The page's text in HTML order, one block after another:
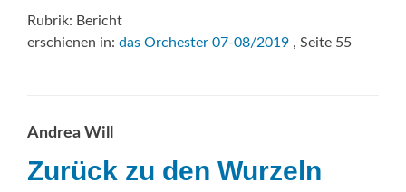
Rubrik: Bericht
erschienen in: das Orchester 07-08/2019 , Seite 55
Andrea Will
Zurück zu den Wurzeln